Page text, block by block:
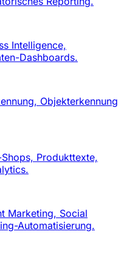
Intelligence,
Dashboards.
Objekterkennung
Produkttexte,
Marketing, Social
Automatisierung.